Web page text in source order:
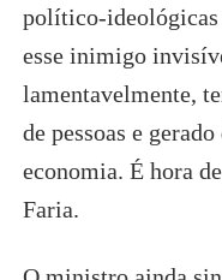
político-ideológicas
esse inimigo
lamentavelmente,
de pessoas e
economia. É hora
Faria.